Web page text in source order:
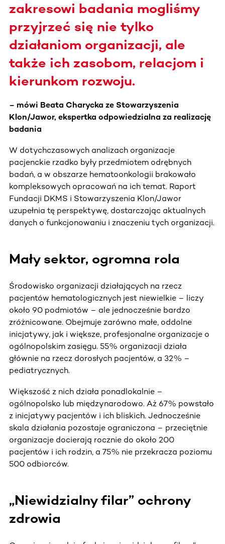
zakresowi badania mogliśmy
przyjrzeć się nie tylko
działaniom organizacji, ale
także ich zasobom, relacjom i
kierunkom rozwoju.
– mówi Beata Charycka ze Stowarzyszenia
Klon/Jawor, ekspertka odpowiedzialna za realizację
badania
W dotychczasowych analizach organizacje
pacjenckie rzadko były przedmiotem odrębnych
badań, a w obszarze hematoonkologii brakowało
kompleksowych opracowań na ich temat. Raport
Fundacji DKMS i Stowarzyszenia Klon/Jawor
uzupełnia tę perspektywę, dostarczając aktualnych
danych o funkcjonowaniu i znaczeniu tych organizacji.
Mały sektor, ogromna rola
Środowisko organizacji działających na rzecz
pacjentów hematologicznych jest niewielkie – liczy
około 90 podmiotów – ale jednocześnie bardzo
zróżnicowane. Obejmuje zarówno małe, oddolne
inicjatywy, jak i większe, profesjonalne organizacje o
ogólnopolskim zasięgu. 55% organizacji działa
głównie na rzecz dorosłych pacjentów, a 32% –
pediatrycznych.
Większość z nich działa ponadlokalnie –
ogólnopolsko lub międzynarodowo. Aż 67% powstało
z inicjatywy pacjentów i ich bliskich. Jednocześnie
skala działania pozostaje ograniczona – przeciętnie
organizacje docierają rocznie do około 200
pacjentów i ich rodzin, a 75% nie przekracza poziomu
500 odbiorców.
„Niewidzialny filar” ochrony
zdrowia